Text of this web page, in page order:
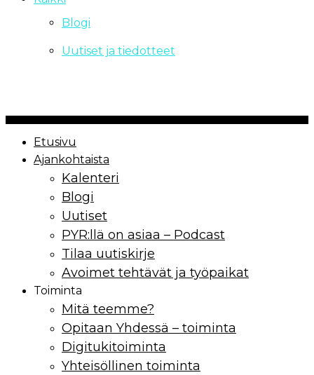
Blogi
Uutiset ja tiedotteet
Etusivu
Ajankohtaista
Kalenteri
Blogi
Uutiset
PYR:llä on asiaa – Podcast
Tilaa uutiskirje
Avoimet tehtävät ja työpaikat
Toiminta
Mitä teemme?
Opitaan Yhdessä – toiminta
Digitukitoiminta
Yhteisöllinen toiminta